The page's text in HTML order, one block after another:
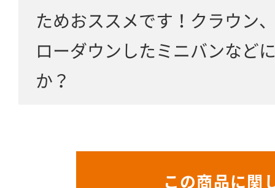
ためおススメです！クラウン
ローダウンしたミニバンなど
か？
この商品に関